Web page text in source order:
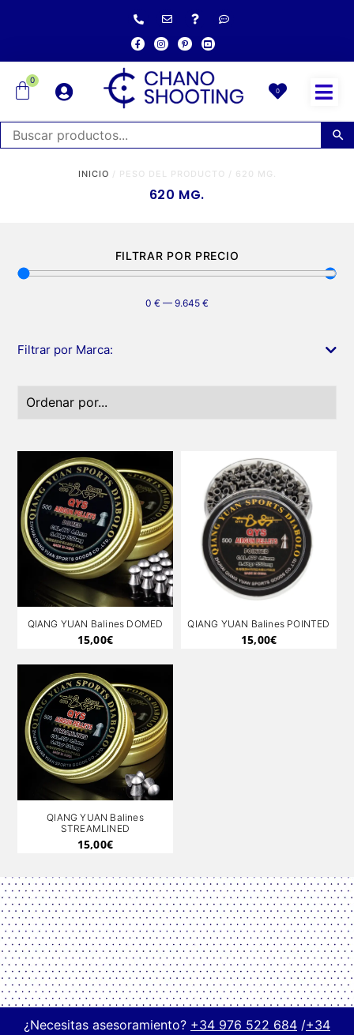
0
0
INICIO / PESO DEL PRODUCTO / 620 MG.
620 MG.
FILTRAR POR PRECIO
0 € — 9.645 €
Filtrar por Marca:
QIANG YUAN Balines DOMED
15,00€
QIANG YUAN Balines POINTED
15,00€
QIANG YUAN Balines
STREAMLINED
15,00€
¿Necesitas asesoramiento? +34 976 522 684 /+34